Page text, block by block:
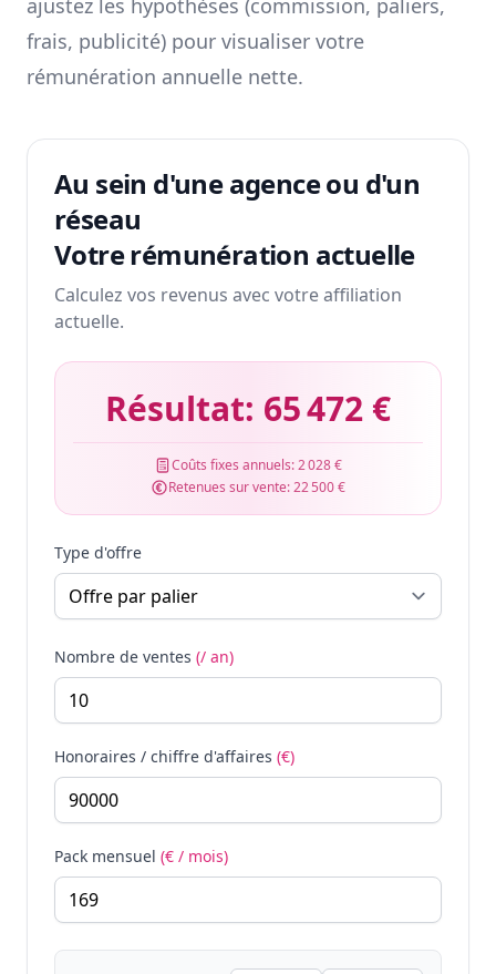
ajustez les hypothèses (commission, paliers,
frais, publicité) pour visualiser votre
rémunération annuelle nette.
Au sein d'une agence ou d'un
réseau
Votre rémunération actuelle
Calculez vos revenus avec votre affiliation
actuelle.
Résultat: 65 472 €
Coûts fixes annuels:2 028 €
Retenues sur vente:22 500 €
Type d'offre
Nombre de ventes (/ an)
Honoraires / chiffre d'affaires (€)
Pack mensuel (€ / mois)